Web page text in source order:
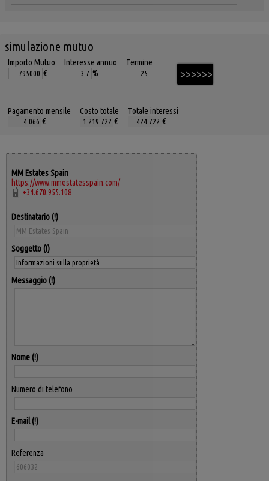
simulazione mutuo
Importo Mutuo
€
Interesse annuo
%
Termine
Pagamento mensile
€
Costo totale
€
Totale interessi
€
MM Estates Spain
https://www.mmestatesspain.com/
+34.670.955.108
Destinatario
Soggetto
Messaggio
Nome
Numero di telefono
E-mail
Referenza